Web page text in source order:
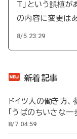
T」という誤植が
の内容に変更は
8/5 23:29
新着記事
ドイツ人の働き
「うぱのちいさな一
8/7 04:59